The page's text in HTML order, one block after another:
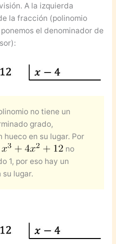
A la izquierda
la fracción (polinomio
el denominador de
no tiene un
grado,
hueco en su lugar. Por
no
1, por eso hay un
su lugar.